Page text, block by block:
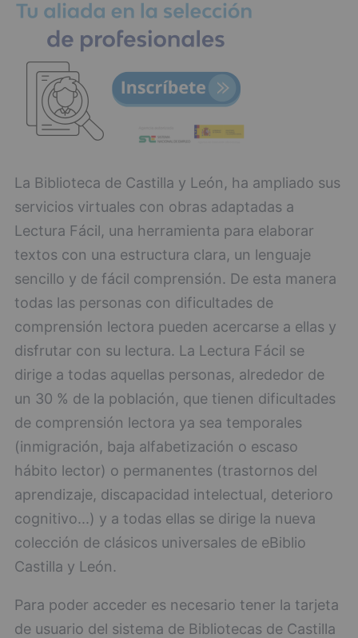
La Biblioteca de Castilla y León, ha ampliado sus
servicios virtuales con obras adaptadas a
Lectura Fácil, una herramienta para elaborar
textos con una estructura clara, un lenguaje
sencillo y de fácil comprensión. De esta manera
todas las personas con dificultades de
comprensión lectora pueden acercarse a ellas y
disfrutar con su lectura. La Lectura Fácil se
dirige a todas aquellas personas, alrededor de
un 30 % de la población, que tienen dificultades
de comprensión lectora ya sea temporales
(inmigración, baja alfabetización o escaso
hábito lector) o permanentes (trastornos del
aprendizaje, discapacidad intelectual, deterioro
cognitivo...) y a todas ellas se dirige la nueva
colección de clásicos universales de eBiblio
Castilla y León.
Para poder acceder es necesario tener la tarjeta
de usuario del sistema de Bibliotecas de Castilla